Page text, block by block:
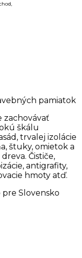
pamiatok
zachovávať
škálu
trvalej izolácie
štuky, omietok a
Čističe,
antigrafity,
hmoty atď.
Slovensko